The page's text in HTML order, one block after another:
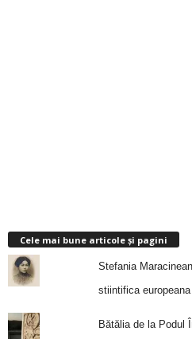
Cele mai bune articole și pagini
Stefania
stiintifica europeana
Bătălia de la Podul